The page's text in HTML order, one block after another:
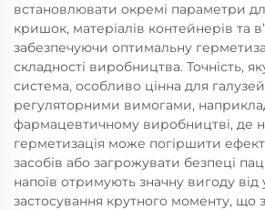
встановлювати окремі параметри
кришок, матеріалів контейнерів та
забезпечуючи оптимальну
складності виробництва. Точність,
система, особливо цінна для
регуляторними вимогами,
фармацевтичному виробництві, де
герметизація може погіршити
засобів або загрожувати безпеці
напоїв отримують значну вигоду
застосування крутного моменту, що